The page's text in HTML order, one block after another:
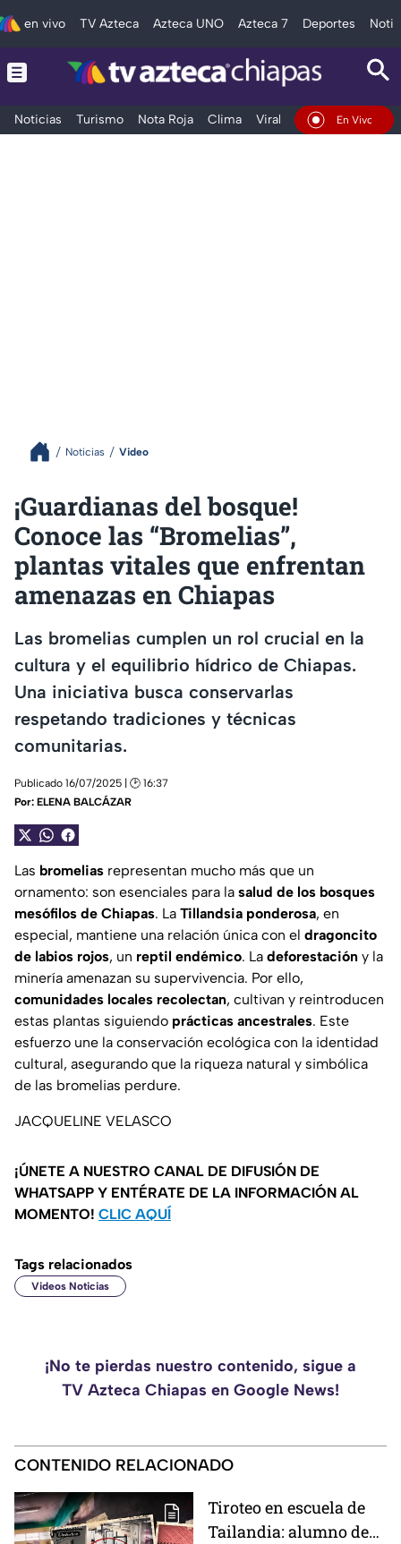
en vivo TV Azteca Azteca UNO Azteca 7 Deportes
Noticias Turismo Nota Roja Clima Viral y Tendencia
En Vivo
Noticias Video
¡Guardianas del bosque!
Conoce las “Bromelias”,
plantas vitales que enfrentan
amenazas en Chiapas
Las bromelias cumplen un rol crucial en la
cultura y el equilibrio hídrico de Chiapas.
Una iniciativa busca conservarlas
respetando tradiciones y técnicas
comunitarias.
Publicado 16/07/2025 | 🕑 16:37
Por: ELENA BALCÁZAR
Las bromelias representan mucho más que un
ornamento: son esenciales para la salud de los bosques
mesófilos de Chiapas. La Tillandsia ponderosa, en
especial, mantiene una relación única con el dragoncito
de labios rojos, un reptil endémico. La deforestación y la
minería amenazan su supervivencia. Por ello,
comunidades locales recolectan, cultivan y reintroducen
estas plantas siguiendo prácticas ancestrales. Este
esfuerzo une la conservación ecológica con la identidad
cultural, asegurando que la riqueza natural y simbólica
de las bromelias perdure.
JACQUELINE VELASCO
¡ÚNETE A NUESTRO CANAL DE DIFUSIÓN DE
WHATSAPP Y ENTÉRATE DE LA INFORMACIÓN AL
MOMENTO! CLIC AQUÍ
Tags relacionados
Videos Noticias
¡No te pierdas nuestro contenido, sigue a
TV Azteca Chiapas en Google News!
CONTENIDO RELACIONADO
Tiroteo en escuela de
Tailandia: alumno de